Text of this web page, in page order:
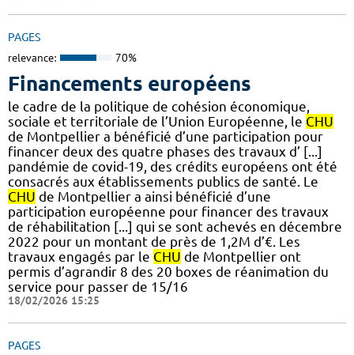
PAGES
relevance: 70%
Financements européens
le cadre de la politique de cohésion économique,
sociale et territoriale de l’Union Européenne, le CHU
de Montpellier a bénéficié d’une participation pour
financer deux des quatre phases des travaux d’ [...]
pandémie de covid-19, des crédits européens ont été
consacrés aux établissements publics de santé. Le
CHU de Montpellier a ainsi bénéficié d’une
participation européenne pour financer des travaux
de réhabilitation [...] qui se sont achevés en décembre
2022 pour un montant de près de 1,2M d’€. Les
travaux engagés par le CHU de Montpellier ont
permis d’agrandir 8 des 20 boxes de réanimation du
service pour passer de 15/16
18/02/2026 15:25
PAGES